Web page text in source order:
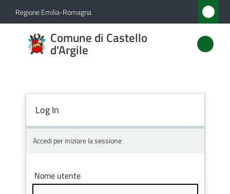
Vai al contenuto
Vai alla navigazione
Vai al footer
Regione Emilia-Romagna
Comune di Castello
d'Argile
Comune
di
Amministrazione
Servizi
Log In
Accedi per iniziare la sessione
Nome utente